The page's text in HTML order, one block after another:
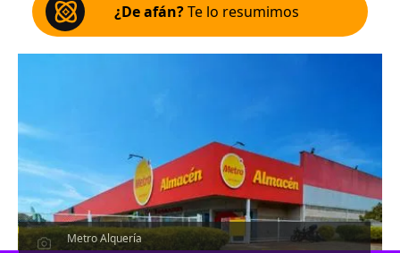
¿De afán?Te lo resumimos
Metro Alquería